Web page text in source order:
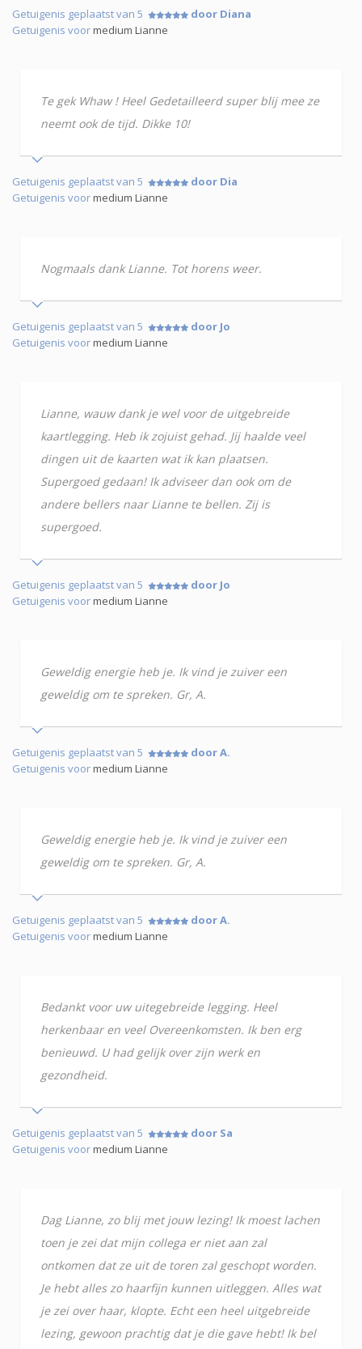
Getuigenis geplaatst van 5
door Diana
Getuigenis voormedium Lianne
Te gek Whaw ! Heel Gedetailleerd super blij mee ze
neemt ook de tijd. Dikke 10!
Getuigenis geplaatst van 5
door Dia
Getuigenis voormedium Lianne
Nogmaals dank Lianne. Tot horens weer.
Getuigenis geplaatst van 5
door Jo
Getuigenis voormedium Lianne
Lianne, wauw dank je wel voor de uitgebreide
kaartlegging. Heb ik zojuist gehad. Jij haalde veel
dingen uit de kaarten wat ik kan plaatsen.
Supergoed gedaan! Ik adviseer dan ook om de
andere bellers naar Lianne te bellen. Zij is
supergoed.
Getuigenis geplaatst van 5
door Jo
Getuigenis voormedium Lianne
Geweldig energie heb je. Ik vind je zuiver een
geweldig om te spreken. Gr, A.
Getuigenis geplaatst van 5
door A.
Getuigenis voormedium Lianne
Geweldig energie heb je. Ik vind je zuiver een
geweldig om te spreken. Gr, A.
Getuigenis geplaatst van 5
door A.
Getuigenis voormedium Lianne
Bedankt voor uw uitegebreide legging. Heel
herkenbaar en veel Overeenkomsten. Ik ben erg
benieuwd. U had gelijk over zijn werk en
gezondheid.
Getuigenis geplaatst van 5
door Sa
Getuigenis voormedium Lianne
Dag Lianne, zo blij met jouw lezing! Ik moest lachen
toen je zei dat mijn collega er niet aan zal
ontkomen dat ze uit de toren zal geschopt worden.
Je hebt alles zo haarfijn kunnen uitleggen. Alles wat
je zei over haar, klopte. Echt een heel uitgebreide
lezing, gewoon prachtig dat je die gave hebt! Ik bel